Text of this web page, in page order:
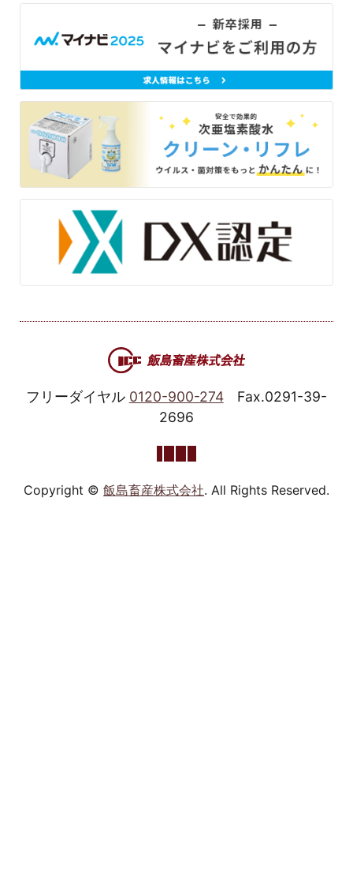
フリーダイヤル 0120-900-274
Fax.0291-39-
2696
Copyright © 飯島畜産株式会社. All Rights Reserved.